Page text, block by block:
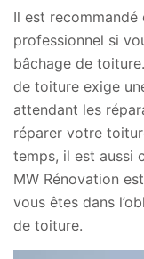
Il est
professionnel si
bâchage de
de toiture exige
attendant les
réparer votre
temps, il est aussi
MW Rénovation
vous êtes dans
de toiture.